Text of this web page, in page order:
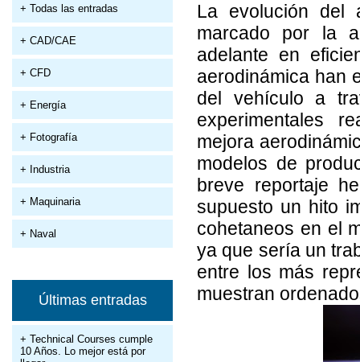
+ Todas las entradas
+ CAD/CAE
+ CFD
+ Energía
+ Fotografía
+ Industria
+ Maquinaria
+ Naval
Últimas entradas
+ Technical Courses cumple
10 Años. Lo mejor está por
La evolución del
marcado por la
adelante en
aerodinámica han
del vehículo a
experimentales
mejora
modelos de
breve reportaje
supuesto un hito
cohetaneos en el
ya que sería un
entre los más
muestran